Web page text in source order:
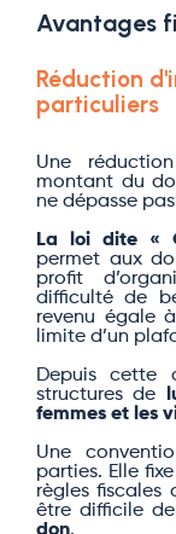
Avantages
Réduction
particuliers
Une
montant du
ne dépasse pas
La loi dite «
permet aux
profit
difficulté de
revenu égale à
limite d’un
Depuis cette
structures de
femmes et les
Une
parties. Elle
règles fiscales
être difficile